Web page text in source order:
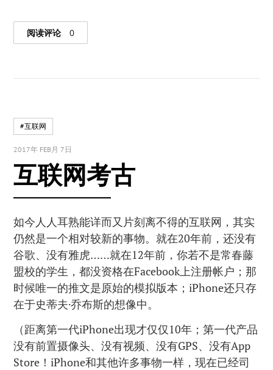
阅读评论 0
#互联网
2017年 FEB月 7日
互联网考古
如今人人耳熟能详而又片刻离不得的互联网，其实
仍然是一个相对较新的事物。就在20年前，还没有
谷歌、没有雅虎……就在12年前，你若不是常春藤
盟校的学生，都没资格在Facebook上注册帐户；那
时候唯一的推文是原始的模拟版本；iPhone还只存
在于史蒂夫·乔布斯的想像中。
（距离第一代iPhone出现才仅仅10年；第一代产品
没有前置摄像头、没有视频、没有GPS、没有App
Store！iPhone和其他许多事物一样，现在已经司